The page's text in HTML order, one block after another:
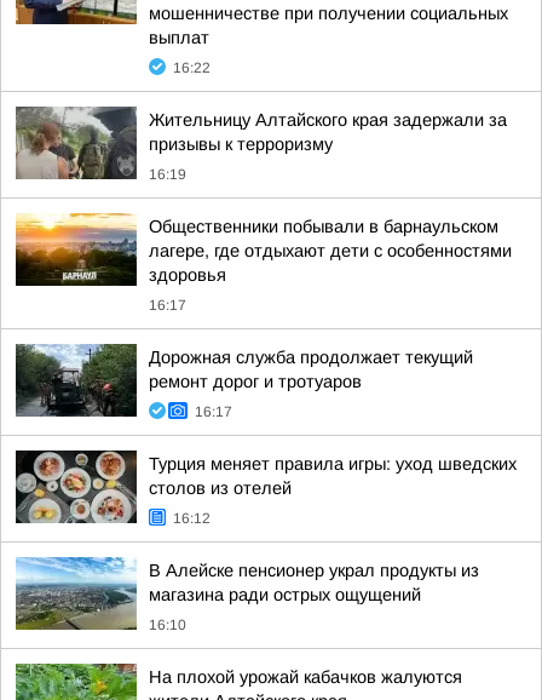
мошенничестве при получении социальных
выплат
16:22
Жительницу Алтайского края задержали за
призывы к терроризму
16:19
Общественники побывали в барнаульском
лагере, где отдыхают дети с особенностями
здоровья
16:17
Дорожная служба продолжает текущий
ремонт дорог и тротуаров
16:17
Турция меняет правила игры: уход шведских
столов из отелей
16:12
В Алейске пенсионер украл продукты из
магазина ради острых ощущений
16:10
На плохой урожай кабачков жалуются